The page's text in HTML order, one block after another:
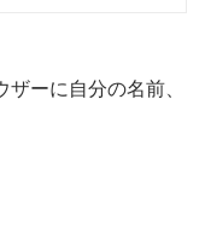
ーに自分の名前、